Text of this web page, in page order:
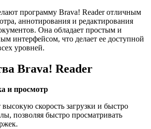
программу Brava! Reader отличным
аннотирования и редактирования
Она обладает простым и
интерфейсом, что делает ее доступной
уровней.
Brava! Reader
и просмотр
скорость загрузки и быстро
позволяя быстро просматривать